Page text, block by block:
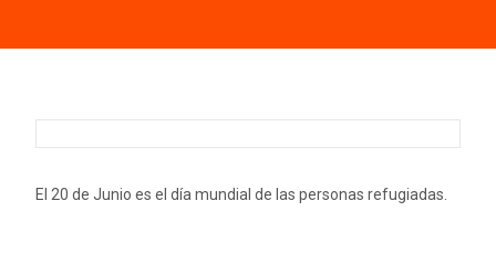
El 20 de Junio es el día mundial de las personas refugiadas.